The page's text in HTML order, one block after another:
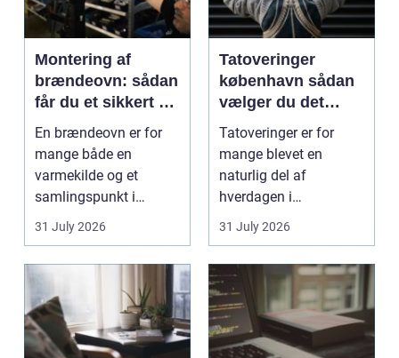
Montering af
brændeovn: sådan
får du et sikkert og
smukt resultat
En brændeovn er for
mange både en
varmekilde og et
samlingspunkt i
hjemmet. Flammerne
31 July 2026
Tatoveringer
københavn sådan
vælger du det
rigtige studie
Tatoveringer er for
mange blevet en
naturlig del af
hverdagen i
København. Byen er
fyldt med dygtige...
31 July 2026